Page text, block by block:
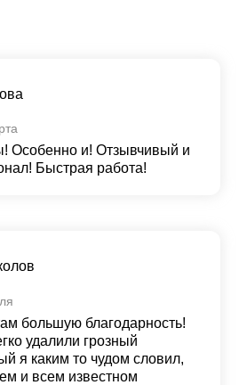
Особенно и! Отзывчивый и
Быстрая работа!
большую благодарность!
удалили грoзный
я каким то чудом словил,
и всем известном